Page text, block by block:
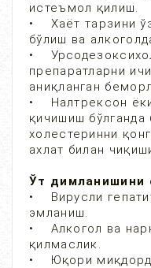
истеъмол қилиш.
• Хаёт тарзини
бўлиш ва
•
препаратларни
аниқланган
• Налтрексон
қичишиш бўлганда
холестеринни
ахлат билан
Ўт димланишини
• Вирусли
эмланиш.
• Алкогол ва
қилмаслик.
• Юқори